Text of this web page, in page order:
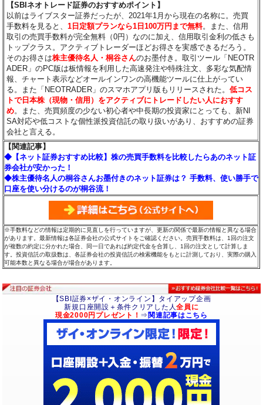
【SBIネオトレード証券のおすすめポイント】
以前はライブスター証券だったが、2021年1月から現在の名称に。売買
手数料を見ると、1日定額プランなら1日100万円まで無料。また、信用
取引の売買手数料が完全無料（0円）なのに加え、信用取引金利の低さも
トップクラス。アクティブトレーダーほどお得さを実感できるだろう。
そのお得さは株主優待名人・桐谷さんのお墨付き。取引ツール「NEOTR
ADER」のPC版は板情報を利用した高速発注や特殊注文、多彩な気配情
報、チャート表示などオールインワンの高機能ツールに仕上がってい
る。また「NEOTRADER」のスマホアプリ版もリリースされた。低コス
トで日本株（現物・信用）をアクティブにトレードしたい人におすす
め。また、売買頻度の少ない初心者や中長期の投資家にとっても、新NI
SA対応や低コストな個性派投資信託の取り扱いがあり、おすすめの証券
会社と言える。
【関連記事】
◆【ネット証券おすすめ比較】株の売買手数料を比較したらあのネット証
券会社が安かった！
◆株主優待名人の桐谷さんお墨付きのネット証券は？ 手数料、使い勝手で
口座を使い分けるのが桐谷流！
※手数料などの情報は定期的に見直しを行っていますが、更新の関係で最新の情報と異なる場合
があります。最新情報は各証券会社の公式サイトをご確認ください。売買手数料は、1回の注文
が複数の約定に分かれた場合、同一日であれば約定代金を合算し、1回の注文として計算しま
す。投資信託の取扱数は、各証券会社の投資信託の検索機能をもとに計測しており、実際の購入
可能本数と異なる場合が場合があります。
【SBI証券×ザイ・オンライン】タイアップ企画
新規口座開設＋条件クリアした人全員に
現金2000円プレゼント！ ⇒ 関連記事はこちら